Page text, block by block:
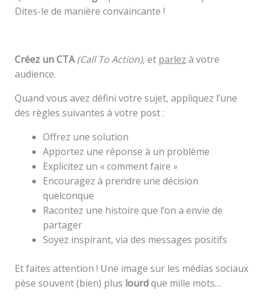
Dites-le de manière convaincante !
Créez un CTA (Call To Action), et parlez à votre
audience.
Quand vous avez défini votre sujet, appliquez l’une
des règles suivantes à votre post :
Offrez une solution
Apportez une réponse à un problème
Explicitez un « comment faire »
Encouragez à prendre une décision
quelconque
Racontez une histoire que l’on a envie de
partager
Soyez inspirant, via des messages positifs
Et faites attention ! Une image sur les médias sociaux
pèse souvent (bien) plus lourdque mille mots…